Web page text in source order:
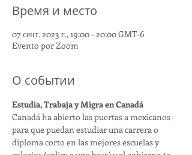
Время и место
07 сент. 2023 г., 19:00 – 20:00 GMT-6
Evento por Zoom
О событии
Estudia, Trabaja y Migra en Canadá
Canadá ha abierto las puertas a mexicanos
para que puedan estudiar una carrera o
diploma corto en las mejores escuelas y